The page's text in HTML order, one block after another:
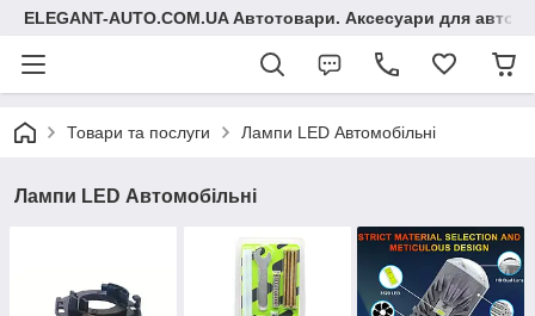
ELEGANT-AUTO.COM.UA Автотовари. Аксесуари для авто
Товари та послуги Лампи LED Автомобільні
Лампи LED Автомобільні